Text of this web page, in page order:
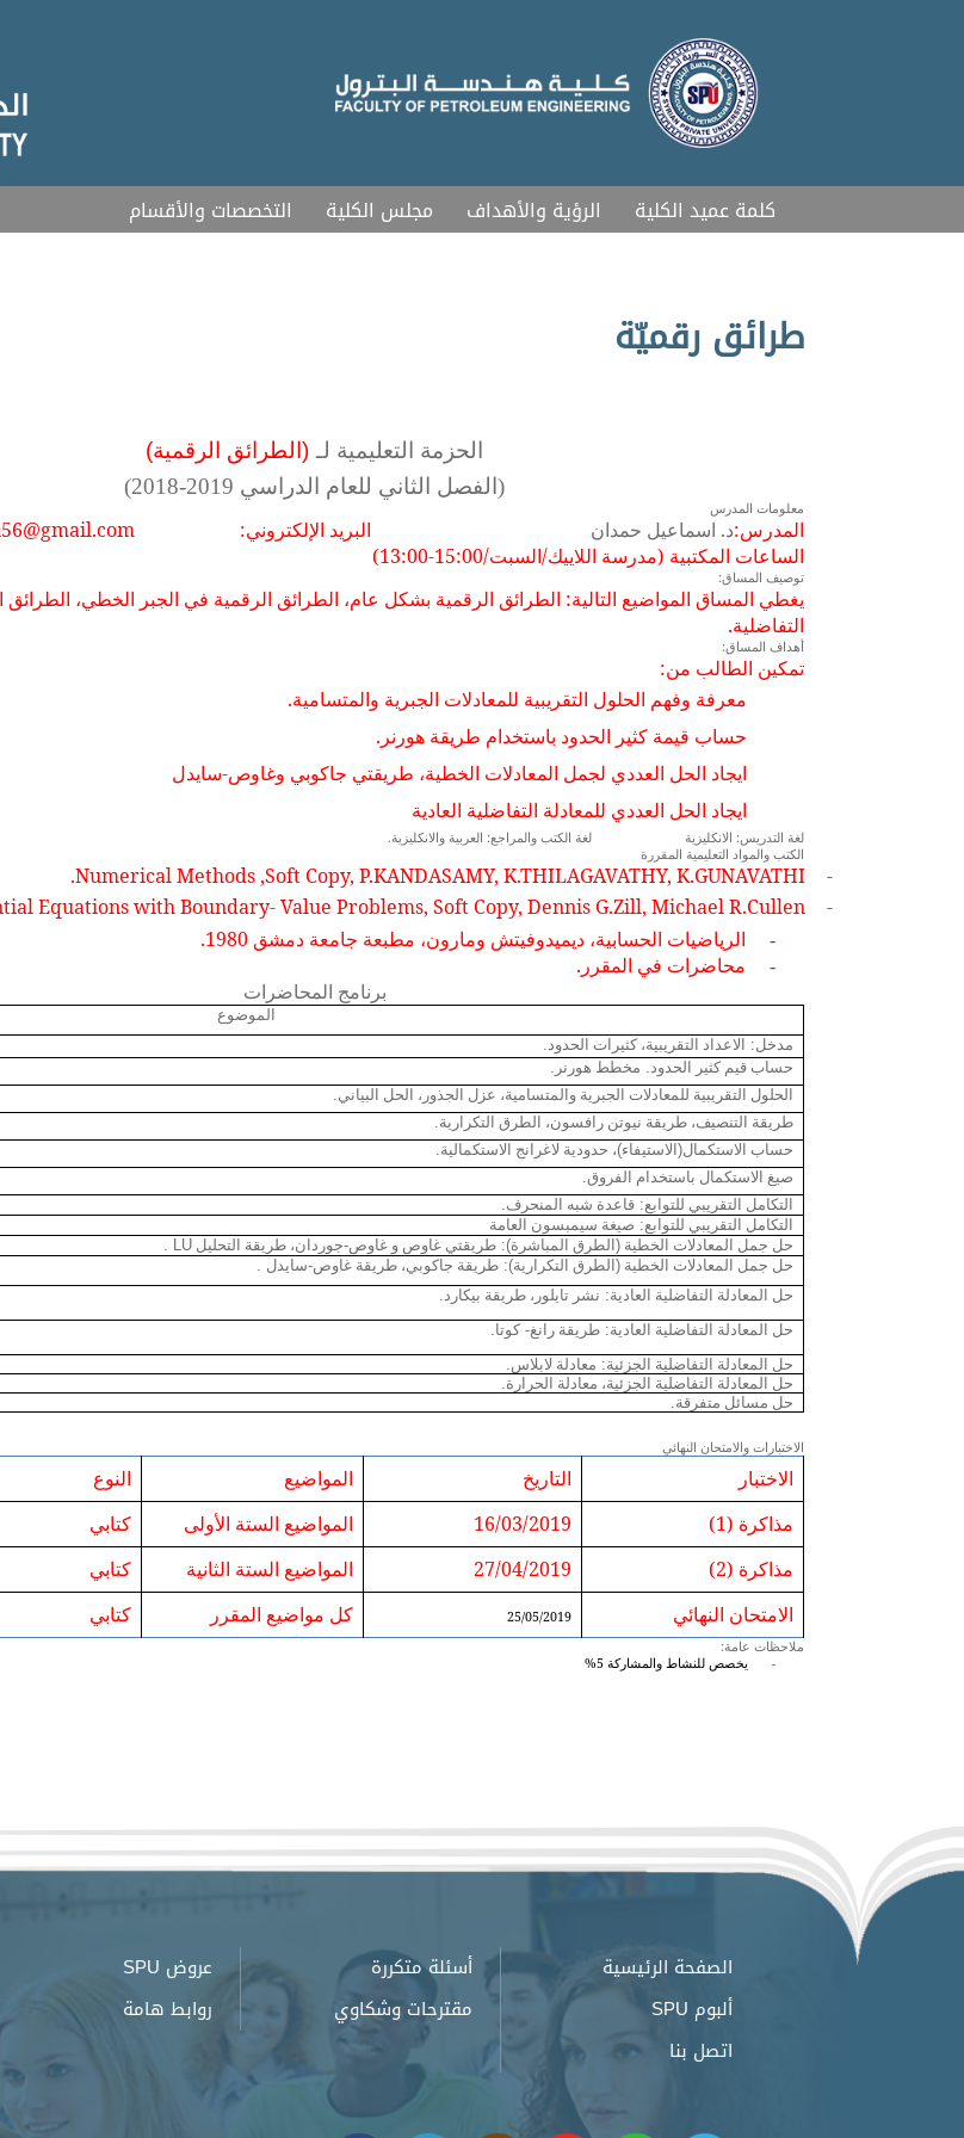
كلمة عميد الكلية الرؤية والأهداف مجلس الكلية التخصصات والأقسام
طرائق رقميّة
الحزمة التعليمية لـ( الطرائق الرقمية)
(الفصل الثاني للعام الدراسي 2019-2018)
معلومات المدرس
المدرس:د. اسماعيل حمدان البريد الإلكتروني:
الساعات المكتبية (مدرسة اللاييك/السبت/15:00-13:00)
توصيف المساق:
يغطي المساق المواضيع التالية: الطرائق الرقمية بشكل عام، الطرائق الرقمية في الجبر الخطي، الطرائق
التفاضلية.
أهداف المساق:
تمكين الطالب من:
معرفة وفهم الحلول التقريبية للمعادلات الجبرية والمتسامية.
حساب قيمة كثير الحدود باستخدام طريقة هورنر.
ايجاد الحل العددي لجمل المعادلات الخطية، طريقتي جاكوبي وغاوص-سايدل
ايجاد الحل العددي للمعادلة التفاضلية العادية
لغة التدريس: الانكليزية
لغة الكتب والمراجع: العربية والانكليزية.
الكتب والمواد التعليمية المقررة
-
Numerical Methods ,Soft Copy, P.KANDASAMY, K.THILAGAVATHY, K.GUNAVATHI.
-
Equations with Boundary- Value Problems, Soft Copy, Dennis G.Zill, Michael R.Cullen
- الرياضيات الحسابية، ديميدوفيتش ومارون، مطبعة جامعة دمشق 1980.
-
محاضرات في المقرر.
برنامج المحاضرات
الموضوع
مدخل: الاعداد التقريبية، كثيرات الحدود.
حساب قيم كثير الحدود.مخطط هورنر .
الحلول التقريبية للمعادلات الجبرية والمتسامية، عزل الجذور، الحل البياني.
طريقة التنصيف، طريقة نيوتن رافسون، الطرق التكرارية.
حساب الاستكمال(الاستيفاء)، حدودية لاغرانج الاستكمالية.
صيغ الاستكمال باستخدام الفروق.
التكامل التقريبي للتوابع:قاعدة شبه المنحرف.
التكامل التقريبي للتوابع:صيغة سيمبسون العامة
حل جمل المعادلات الخطية (الطرق المباشرة):طريقتي غاوص و غاوص-جوردان، طريقة التحليل LU
.
حل جمل المعادلات الخطية (الطرق التكرارية):طريقة جاكوبي، طريقة غاوص-سايدل.
حل المعادلة التفاضلية العادية:نشر تايلور، طريقة بيكارد.
حل المعادلة التفاضلية العادية:طريقة رانغ-كوتا.
حل المعادلة التفاضلية الجزئية:معادلة لابلاس.
حل المعادلة التفاضلية الجزئية، معادلة الحرارة.
حل مسائل متفرقة.
الاختبارات والامتحان النهائي
الاختبار التاريخ المواضيع النوع
مذاكرة (1)
16/03/2019 المواضيع الستة الأولى كتابي
مذاكرة (2)
27/04/2019 المواضيع الستة الثانية كتابي
الامتحان النهائي
25/05/2019 كل مواضيع المقرر كتابي
ملاحظات عامة:
-
يخصص للنشاط والمشاركة 5%
الصفحة الرئيسية أسئلة متكررة
عروض SPU
ألبوم SPU
مقترحات وشكاوي
روابط هامة
اتصل بنا